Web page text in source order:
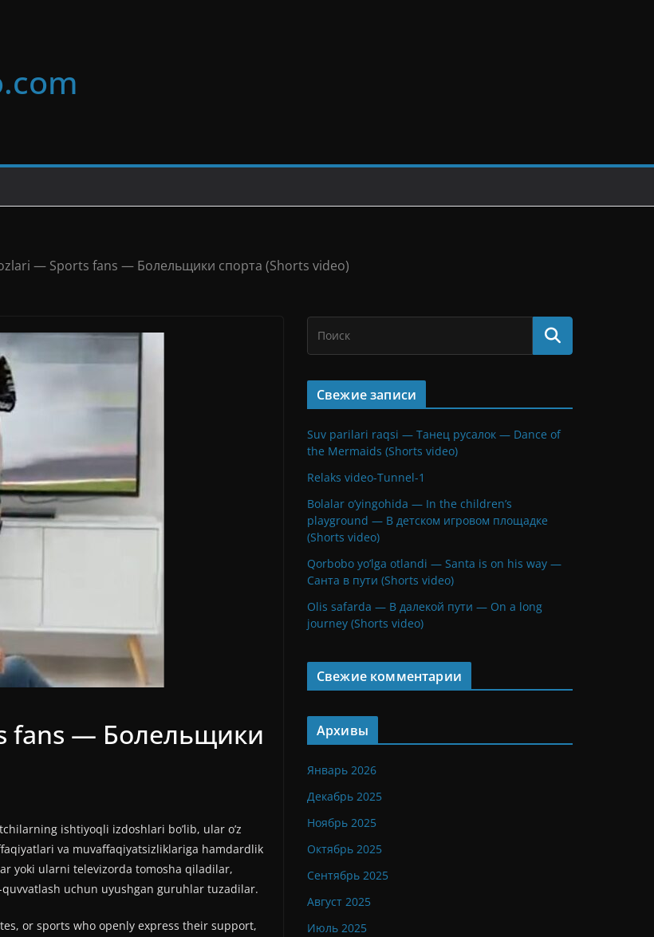
— Sports fans — Болельщики спорта (Shorts video)
fans — Болельщики
ishtiyoqli izdoshlari bo’lib, ular o’z
va muvaffaqiyatsizliklariga hamdardlik
yoki ularni televizorda tomosha qiladilar,
uchun uyushgan guruhlar tuzadilar.
or sports who openly express their support,
Свежие записи
Suv parilari raqsi — Танец русалок — Dance of
the Mermaids (Shorts video)
Relaks video-Tunnel-1
Bolalar o’yingohida — In the children’s
playground — В детском игровом площадке
(Shorts video)
Qorbobo yo’lga otlandi — Santa is on his way —
Санта в пути (Shorts video)
Olis safarda — В далекой пути — On a long
journey (Shorts video)
Свежие комментарии
Архивы
Январь 2026
Декабрь 2025
Ноябрь 2025
Октябрь 2025
Сентябрь 2025
Август 2025
Июль 2025